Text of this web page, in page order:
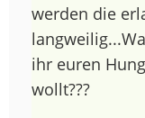
werden die
ihr euren
wollt???